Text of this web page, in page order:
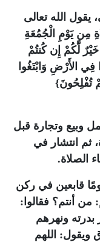
يقول الله تعالى
مِن يَوْمِ الْجُمُعَةِ
خَيْرٌ لَّكُمْ إِن كُنتُمْ
الأَرْضِ وَابْتَغُوا
تُفْلِحُونَ}
وبيع وتجارة قبل
ثم انتشار في
الصلاة.
قابعين في ركن
أنتم؟ فقالوا:
ونهرهم
ويقول: اللهم